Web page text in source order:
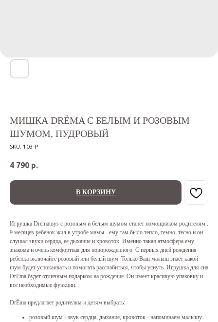
МИШКА DRЁMA С БЕЛЫМ И РОЗОВЫМ
ШУМОМ, ПУДРОВЫЙ
SKU: 103-Р
4 790 р.
В КОРЗИНУ
Игрушка Drematoys с розовым и белым шумом станет помощником родителям .
9 месяцев ребенок жил в утробе мамы - ему там было тепло, темно, тесно и он
слушал звуки сердца, ее дыхание и кровоток. Именно такая атмосфера ему
знакома и очень комфортная для новорожденного. С первых дней рождения
ребенка включайте розовый или белый шум. Только Ваш малыш знает какой
шум будет успокаивать и помогать расслабиться, чтобы уснуть. Игрушка для сна
DrЁma будет отличным подарком на рождение. Он имеет красивую упаковку и
все необходимые функции.
DrЁma предлагает родителям и детям выбрать:
розовый шум - звук сердца, дыхание, кровоток - напоминаем малышу